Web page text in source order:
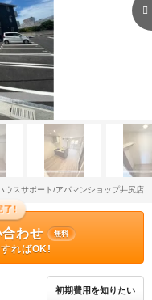
ウスサポート/アパマンショップ井尻店
了!
わせ 無料
ればOK!
初期費用を知りたい